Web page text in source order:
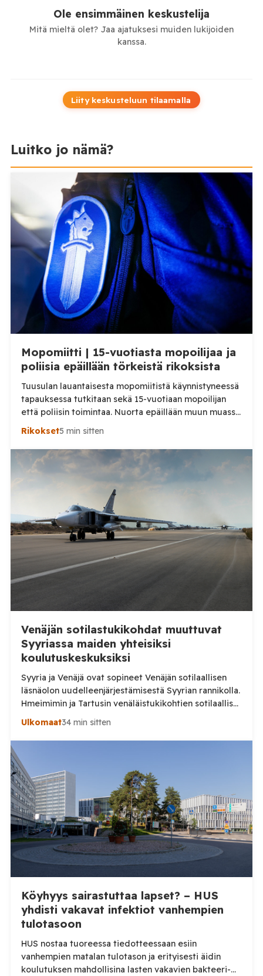
Ole ensimmäinen keskustelija
Mitä mieltä olet? Jaa ajatuksesi muiden lukijoiden
kanssa.
Liity keskusteluun tilaamalla
Luitko jo nämä?
Mopomiitti | 15-vuotiasta mopoilijaa ja
poliisia epäillään törkeistä rikoksista
Tuusulan lauantaisesta mopomiitistä käynnistyneessä
tapauksessa tutkitaan sekä 15-vuotiaan mopoilijan
että poliisin toimintaa. Nuorta epäillään muun muassa
törkeästä liikenneturvallisuuden vaarantamisesta.
puolestaan epäillään virkavelvollisuuden
rikkomisesta, törkeästä liikenneturvallisuuden
vaarantamisesta ja vammantuottamuksesta.
Tuusulassa lauantaina 8. elokuuta tapahtuneesta
mopoilijan pysäytystilanteesta on aloitettu kaksi
erillistä esitutkintaa. Poliisin mukaan mopomiitissä oli
paikalla kymmeniä nuoria. Alueella liikennevalvontaa
tehnyt poliisipartio […]
Rikokset5 min sitten
Venäjän sotilastukikohdat muuttuvat
Syyriassa maiden yhteisiksi
koulutuskeskuksiksi
Syyria ja Venäjä ovat sopineet Venäjän sotilaallisen
läsnäolon uudelleenjärjestämisestä Syyrian rannikolla.
Hmeimimin ja Tartusin venäläistukikohtien sotilaalliset
osat on määrä muuttaa maiden yhteisiksi koulutus- ja
käytössä olleesta infrastruktuurista siirtyy Syyrian
ilmoitti sunnuntaina 9. elokuuta, että Damaskos ja
Moskova ovat päässeet yhteisymmärrykseen Venäjän
Syyriassa sijaitsevien tukikohtien tulevaisuudesta.
Syyrian […]
Ulkomaat34 min sitten
Köyhyys sairastuttaa lapset? – HUS
yhdisti vakavat infektiot vanhempien
tulotasoon
HUS nostaa tuoreessa tiedotteessaan esiin
vanhempien matalan tulotason ja erityisesti äidin
koulutuksen mahdollisina lasten vakavien bakteeri-